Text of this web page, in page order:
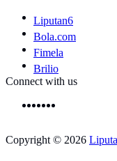
Liputan6
Bola.com
Fimela
Brilio
Connect with us
Copyright © 2026